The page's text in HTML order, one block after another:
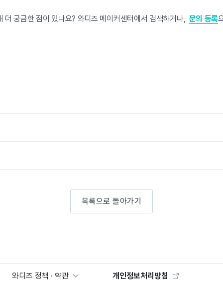
더 궁금한 점이 있나요? 와디즈 메이커센터에서 검색하거나, 문의 등록
목록으로 돌아가기
와디즈 정책 · 약관
개인정보처리방침